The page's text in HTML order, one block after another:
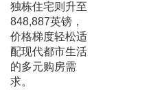
独栋住宅则升至
848,887英镑，
价格梯度轻松适
配现代都市生活
的多元购房需
求。